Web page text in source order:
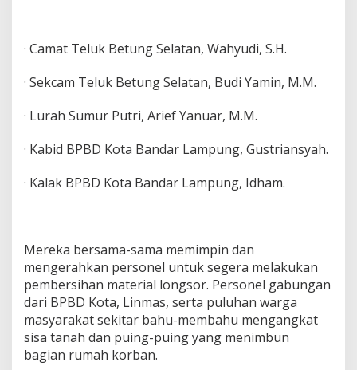
· Camat Teluk Betung Selatan, Wahyudi, S.H.
· Sekcam Teluk Betung Selatan, Budi Yamin, M.M.
· Lurah Sumur Putri, Arief Yanuar, M.M.
· Kabid BPBD Kota Bandar Lampung, Gustriansyah.
· Kalak BPBD Kota Bandar Lampung, Idham.
Mereka bersama-sama memimpin dan
mengerahkan personel untuk segera melakukan
pembersihan material longsor. Personel gabungan
dari BPBD Kota, Linmas, serta puluhan warga
masyarakat sekitar bahu-membahu mengangkat
sisa tanah dan puing-puing yang menimbun
bagian rumah korban.